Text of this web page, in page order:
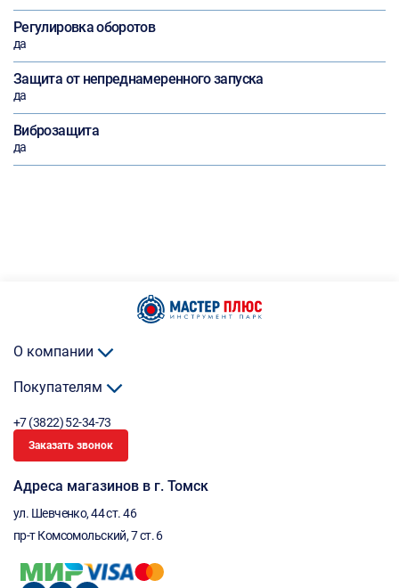
Регулировка оборотов
да
Защита от непреднамеренного запуска
да
Виброзащита
да
О компании
Покупателям
+7 (3822) 52-34-73
Заказать звонок
Адреса магазинов в г. Томск
ул. Шевченко, 44 ст. 46
пр-т Комсомольский, 7 ст. 6